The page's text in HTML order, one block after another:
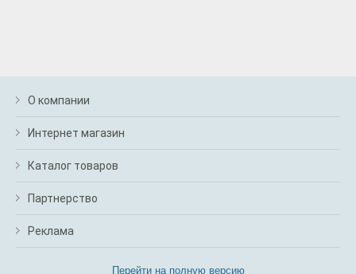
О компании
Интернет магазин
Каталог товаров
Партнерство
Реклама
Перейти на полную версию